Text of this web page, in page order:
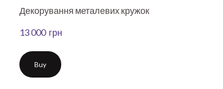
Декорування металевих кружок
13 000  грн
Buy